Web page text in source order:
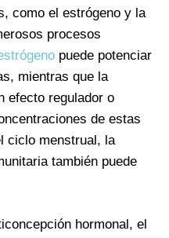
como el estrógeno y la
procesos
puede potenciar
mientras que la
efecto regulador o
de estas
ciclo menstrual, la
también puede
hormonal, el